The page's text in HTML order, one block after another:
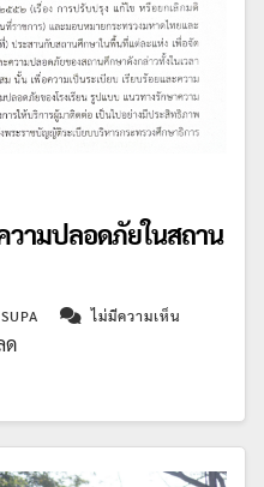
วามปลอดภัยในสถาน
ไม่มีความเห็น
ด